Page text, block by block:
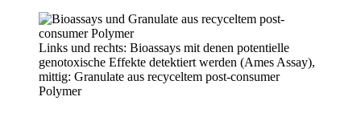
Links und rechts: Bioassays mit denen potentielle
genotoxische Effekte detektiert werden (Ames Assay),
mittig: Granulate aus recyceltem post-consumer
Polymer